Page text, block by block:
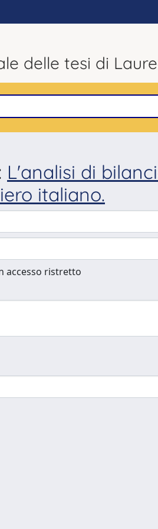
delle tesi di
L'analisi di
italiano.
accesso ristretto